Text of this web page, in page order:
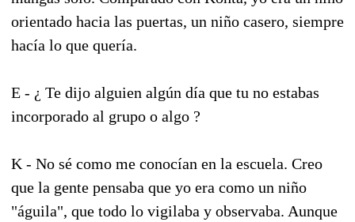
orientado hacia las puertas, un niño casero, siempre
hacía lo que quería.
E - ¿ Te dijo alguien algún día que tu no estabas
incorporado al grupo o algo ?
K - No sé como me conocían en la escuela. Creo
que la gente pensaba que yo era como un niño
"águila", que todo lo vigilaba y observaba. Aunque